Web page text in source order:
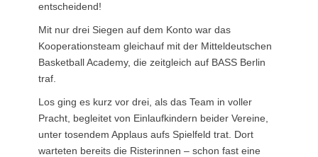
entscheidend!
Mit nur drei Siegen auf dem Konto war das
Kooperationsteam gleichauf mit der Mitteldeutschen
Basketball Academy, die zeitgleich auf BASS Berlin
traf.
Los ging es kurz vor drei, als das Team in voller
Pracht, begleitet von Einlaufkindern beider Vereine,
unter tosendem Applaus aufs Spielfeld trat. Dort
warteten bereits die Risterinnen – schon fast eine